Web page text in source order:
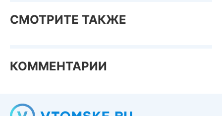
СМОТРИТЕ ТАКЖЕ
КОММЕНТАРИИ